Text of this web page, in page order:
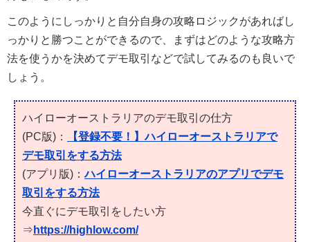
このようにしっかりと自分自身の攻略ロジックがあればし
っかりと勝つことができるので、まずはどのような攻略方
法を使うかを決めてデモ取引などで試してみるのも良いで
しょう。
ハイローオーストラリアのデモ取引の仕方
(PC版)：
【登録不要！】ハイローオーストラリアで
デモ取引をする方法
(アプリ版)：ハイローオーストラリアのアプリでデモ
取引をする方法
今直ぐにデモ取引をしたい方
⇒ https://highlow.com/